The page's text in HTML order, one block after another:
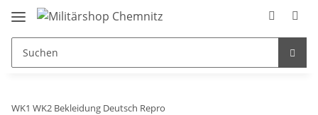
WK1 WK2 Bekleidung Deutsch Repro